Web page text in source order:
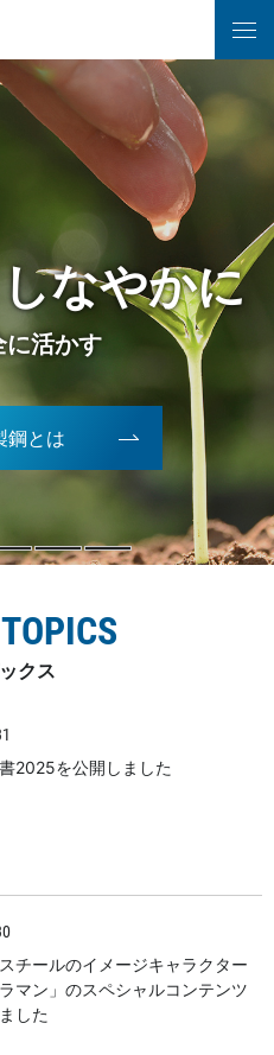
鋼とは
クス
2025を公開しました
チールのイメージキャラクター
ラマン」のスペシャルコンテンツ
した
命を吹き込む
なやかに
活かす
飛躍する
、
代へ受け継ぐ
。
未来を拓く